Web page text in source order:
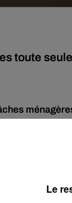
toute
au
mais sans
les réseaux
appeler
Le